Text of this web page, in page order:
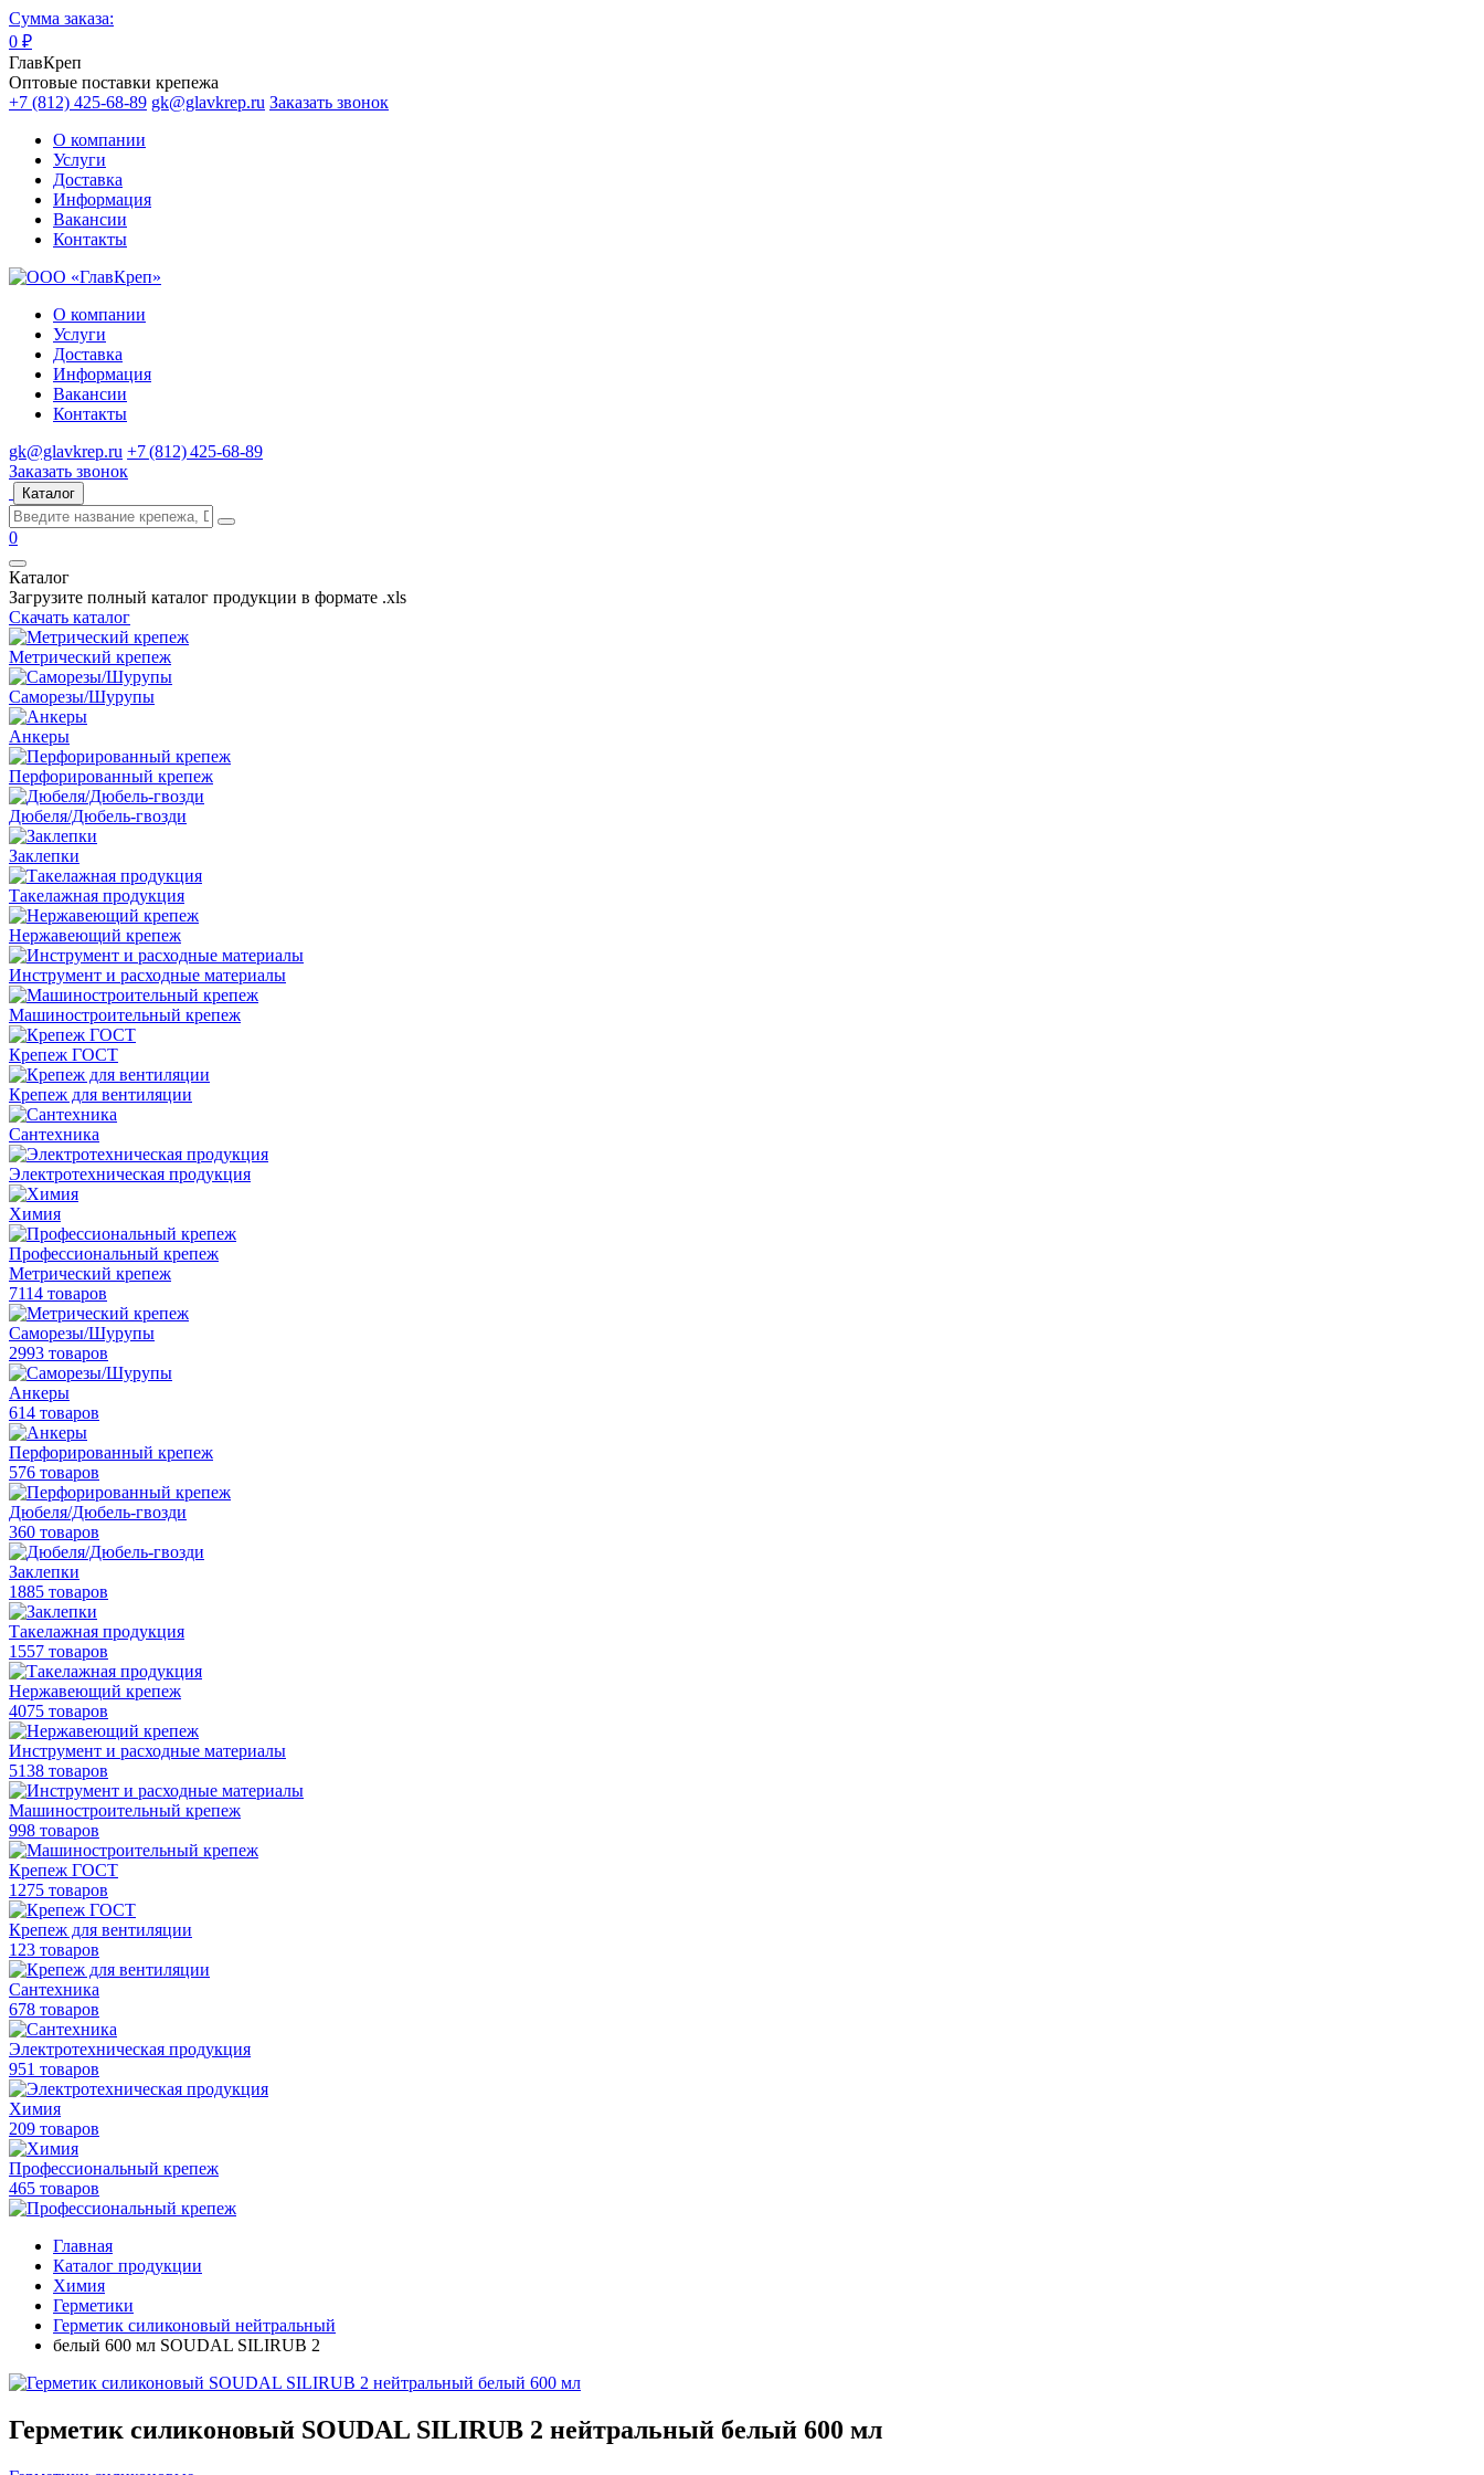
Сумма заказа:
0 ₽
ГлавКреп
Оптовые поставки крепежа
+7 (812) 425-68-89 gk@glavkrep.ru Заказать звонок
О компании
Услуги
Доставка
Информация
Вакансии
Контакты
О компании
Услуги
Доставка
Информация
Вакансии
Контакты
gk@glavkrep.ru +7 (812) 425-68-89
Заказать звонок
Каталог
0
Каталог
Загрузите полный каталог продукции в формате .xls
Скачать каталог
Метрический крепеж
Саморезы/Шурупы
Анкеры
Перфорированный крепеж
Дюбеля/Дюбель-гвозди
Заклепки
Такелажная продукция
Нержавеющий крепеж
Инструмент и расходные материалы
Машиностроительный крепеж
Крепеж ГОСТ
Крепеж для вентиляции
Сантехника
Электротехническая продукция
Химия
Профессиональный крепеж
Метрический крепеж
7114 товаров
Саморезы/Шурупы
2993 товаров
Анкеры
614 товаров
Перфорированный крепеж
576 товаров
Дюбеля/Дюбель-гвозди
360 товаров
Заклепки
1885 товаров
Такелажная продукция
1557 товаров
Нержавеющий крепеж
4075 товаров
Инструмент и расходные материалы
5138 товаров
Машиностроительный крепеж
998 товаров
Крепеж ГОСТ
1275 товаров
Крепеж для вентиляции
123 товаров
Сантехника
678 товаров
Электротехническая продукция
951 товаров
Химия
209 товаров
Профессиональный крепеж
465 товаров
Главная
Каталог продукции
Химия
Герметики
Герметик силиконовый нейтральный
белый 600 мл SOUDAL SILIRUB 2
Герметик силиконовый SOUDAL SILIRUB 2 нейтральный белый 600 мл